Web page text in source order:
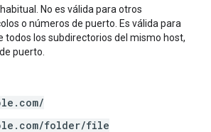
No es válida para otros
o números de puerto. Es válida para
todos los subdirectorios del mismo host,
puerto.
folder/file